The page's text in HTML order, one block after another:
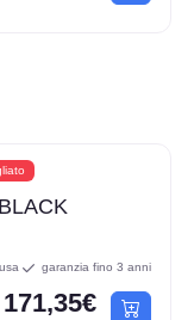
BLACK
garanzia fino 3 anni
171,35€